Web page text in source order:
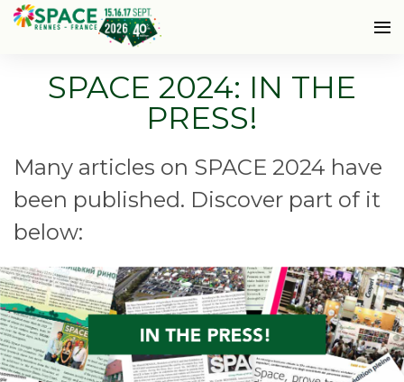
SPACE 2024: IN THE
PRESS!
Many articles on SPACE 2024 have
been published. Discover part of it
below: